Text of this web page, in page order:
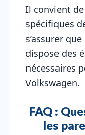
Il convient
spécifiques
s’assurer
dispose des
nécessaires
Volkswagen.
FAQ :
les